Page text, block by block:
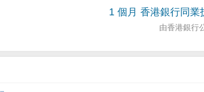
1 個月 香港銀行同業
由香港銀行